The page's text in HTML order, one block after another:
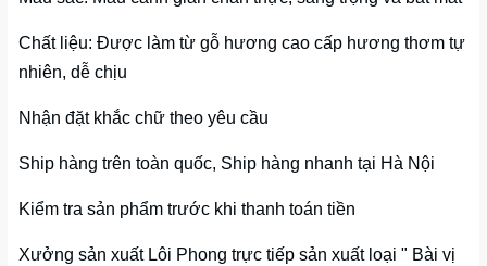
Chất liệu: Được làm từ gỗ hương cao cấp hương thơm tự
nhiên, dễ chịu
Nhận đặt khắc chữ theo yêu cầu
Ship hàng trên toàn quốc, Ship hàng nhanh tại Hà Nội
Kiểm tra sản phẩm trước khi thanh toán tiền
Xưởng sản xuất Lôi Phong trực tiếp sản xuất loại " Bài vị